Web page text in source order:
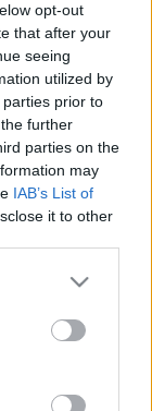
opt-out
that after your
seeing
utilized by
prior to
further
parties on the
may
IAB’s List of
it to other
more Google
may click to
party tags to
below Google
szervezete
polgárt.